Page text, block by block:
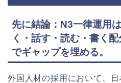
先に結論：N3一律運用
く・話す・読む・書く
でギャップを埋める。
外国人材の採用において、